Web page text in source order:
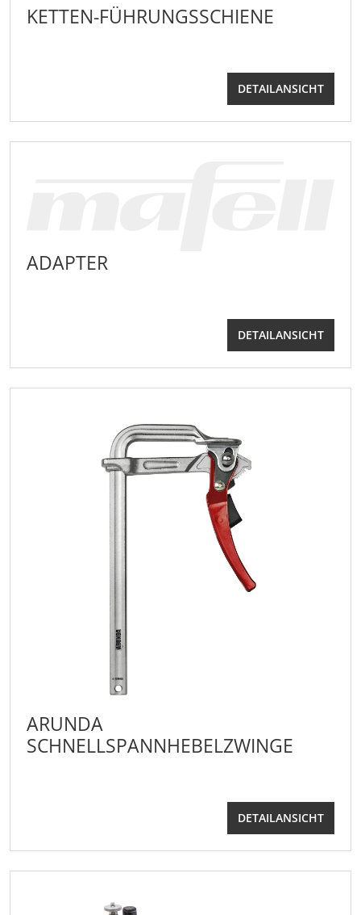
KETTEN-FÜHRUNGSSCHIENE
DETAILANSICHT
ADAPTER
DETAILANSICHT
ARUNDA
SCHNELLSPANNHEBELZWINGE
DETAILANSICHT